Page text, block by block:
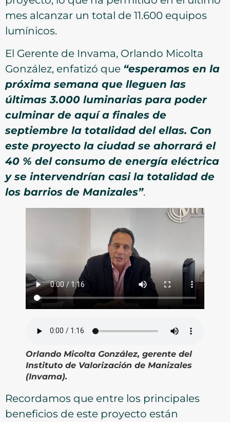
mes alcanzar un total de 11.600 equipos
lumínicos.
El Gerente de Invama, Orlando Micolta
González, enfatizó que “esperamos en la
próxima semana que lleguen las
últimas 3.000 luminarias para poder
culminar de aquí a finales de
septiembre la totalidad del ellas. Con
este proyecto la ciudad se ahorrará el
40 % del consumo de energía eléctrica
y se intervendrían casi la totalidad de
los barrios de Manizales”.
Orlando Micolta González, gerente del
Instituto de Valorización de Manizales
(Invama).
Recordamos que entre los principales
beneficios de este proyecto están